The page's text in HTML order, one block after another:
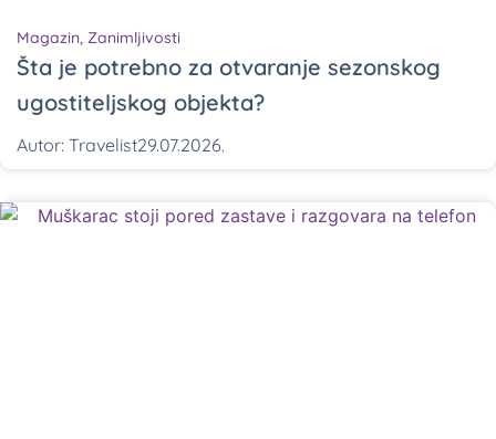
Magazin, Zanimljivosti
Šta je potrebno za otvaranje sezonskog
ugostiteljskog objekta?
Autor: Travelist29.07.2026.